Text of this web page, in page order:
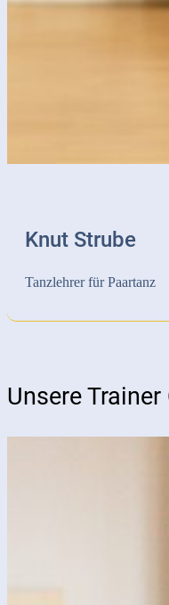
Knut Strube
Tanzlehrer für Paartanz
Unsere Trainer